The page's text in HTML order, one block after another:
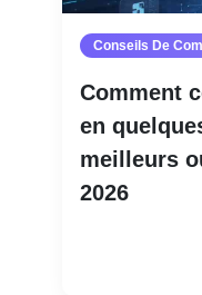
Conseils De
Comment
en
meilleurs
2026